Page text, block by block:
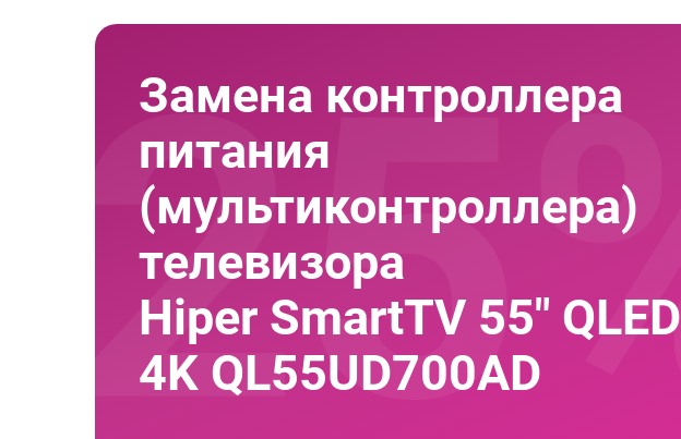
Замена контроллера
питания
(мультиконтроллера)
телевизора
Hiper SmartTV 55" QLED
4K QL55UD700AD